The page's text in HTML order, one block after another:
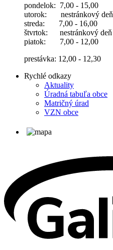
pondelok: 7,00 - 15,00
utorok: nestránkový deň
streda: 7,00 - 16,00
štvrtok: nestránkový deň
piatok: 7,00 - 12,00
prestávka: 12,00 - 12,30
Rychlé odkazy
Aktuality
Úradná tabuľa obce
Matričný úrad
VZN obce